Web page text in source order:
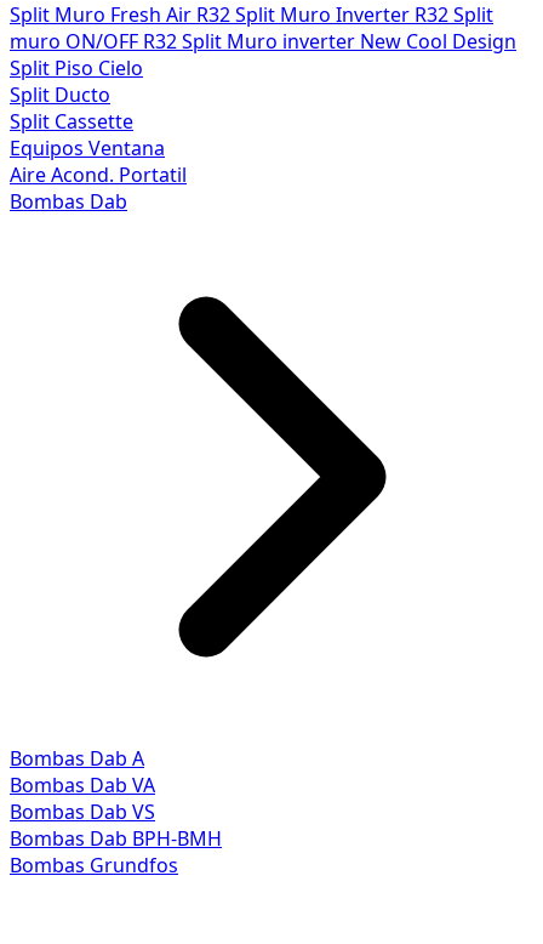
Split Muro Fresh Air R32Split Muro Inverter R32Split
muro ON/OFF R32Split Muro inverter New Cool Design
Split Piso Cielo
Split Ducto
Split Cassette
Equipos Ventana
Aire Acond. Portatil
Bombas Dab
Bombas Dab A
Bombas Dab VA
Bombas Dab VS
Bombas Dab BPH-BMH
Bombas Grundfos